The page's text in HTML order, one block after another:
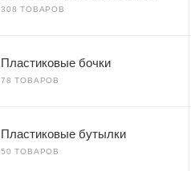
308 ТОВАРОВ
Пластиковые бочки
78 ТОВАРОВ
Пластиковые бутылки
50 ТОВАРОВ